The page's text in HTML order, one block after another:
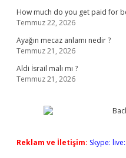
How much do you get paid for
Temmuz 22, 2026
Ayağın mecaz anlamı nedir ?
Temmuz 21, 2026
Aldi İsrail malı mı ?
Temmuz 21, 2026
Reklam ve İletişim: Skype: